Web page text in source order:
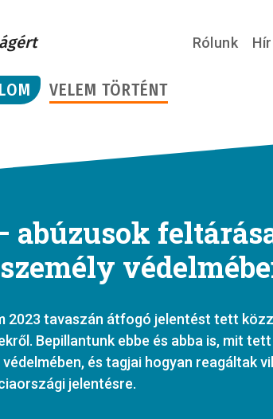
Rólunk
VELEM TÖRTÉNT
abúzusok
2023 tavaszán átfogó jelentést tett
Bepillantunk ebbe és abba is, mit
és tagjai hogyan reagáltak
jelentésre.